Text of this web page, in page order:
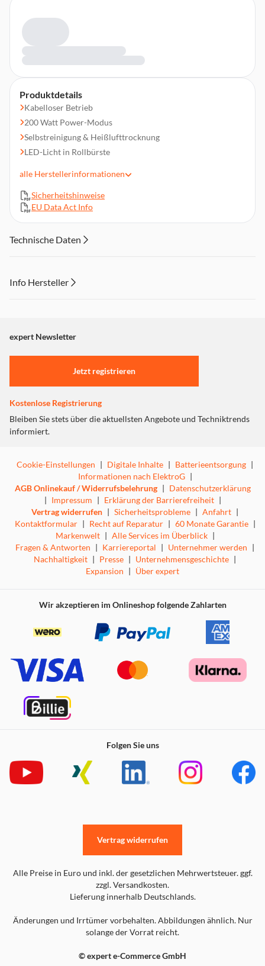
Produktdetails
Kabelloser Betrieb
200 Watt Power-Modus
Selbstreinigung & Heißlufttrocknung
LED-Licht in Rollbürste
Sprachsteuerung & LED-Anzeige
0,85 l Frischwassertank
Geeignet für Hartböden & Fliesen
Verschiedene Reinigungsmodi inkl. Power & Saugen
alle Herstellerinformationen
Sicherheitshinweise
EU Data Act Info
Technische Daten
Info Hersteller
"Marketing".
Einstellungen anpassen
expert Newsletter
Jetzt registrieren
Kostenlose Registrierung
Bleiben Sie stets über die aktuellsten Angebote und Techniktrends
informiert.
Cookie-Einstellungen | Digitale Inhalte | Batterieentsorgung |
Informationen nach ElektroG |
AGB Onlinekauf / Widerrufsbelehrung | Datenschutzerklärung
| Impressum | Erklärung der Barrierefreiheit |
Vertrag widerrufen | Sicherheitsprobleme | Anfahrt |
Kontaktformular | Recht auf Reparatur | 60 Monate Garantie |
Markenwelt | Alle Services im Überblick |
Fragen & Antworten | Karriereportal | Unternehmer werden |
Nachhaltigkeit | Presse | Unternehmensgeschichte |
Expansion | Über expert
Wir akzeptieren im Onlineshop folgende Zahlarten
Folgen Sie uns
Alle Preise in Euro und inkl. der gesetzlichen Mehrwertsteuer. ggf.
zzgl. Versandkosten.
Lieferung innerhalb Deutschlands.
Änderungen und Irrtümer vorbehalten. Abbildungen ähnlich. Nur
solange der Vorrat reicht.
© expert e-Commerce GmbH
Vertrag widerrufen